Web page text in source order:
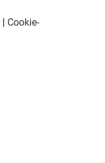
| Cookie-